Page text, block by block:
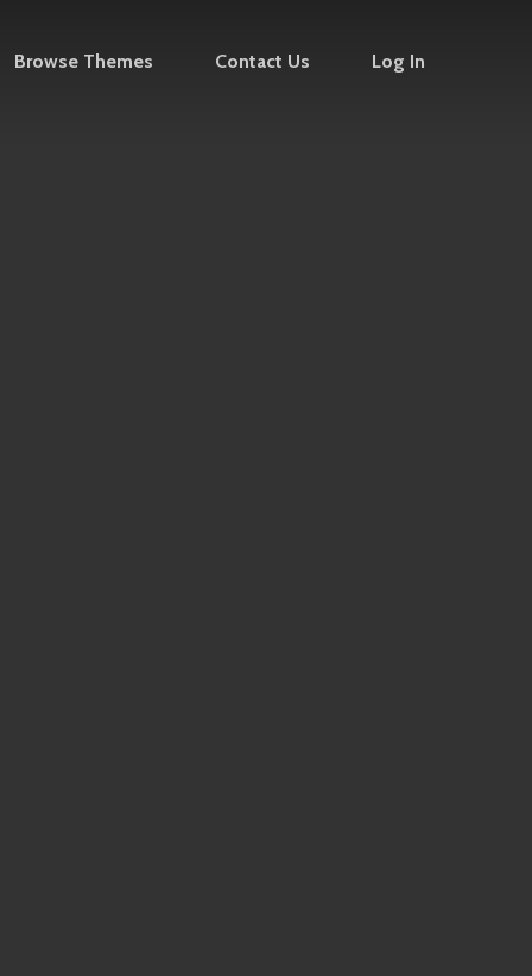
Browse Themes Contact Us Log In